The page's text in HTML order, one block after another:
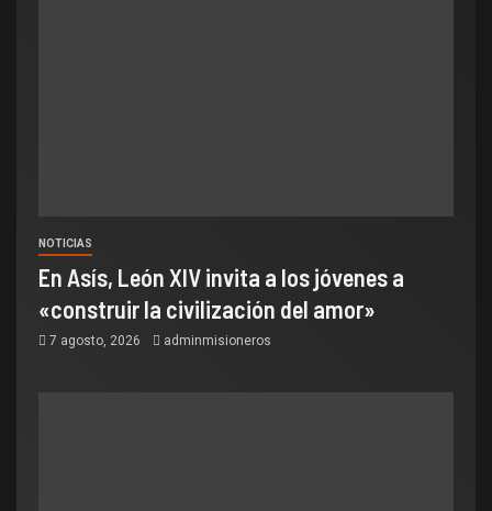
NOTICIAS
En Asís, León XIV invita a los jóvenes a
«construir la civilización del amor»
7 agosto, 2026 adminmisioneros